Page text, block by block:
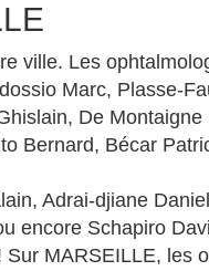
ville. Les
Marc, Plasse-
De
Bernard, Bécar
Adrai-djiane
encore Schapiro
MARSEILLE, les